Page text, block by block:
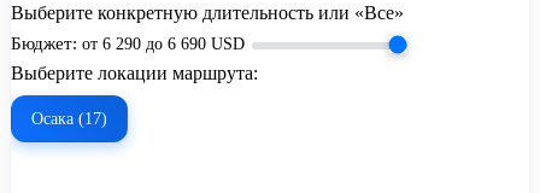
Выберите конкретную длительность или «Все»
Бюджет: от 6 290 до 6 690 USD
Выберите локации маршрута:
Осака (17)